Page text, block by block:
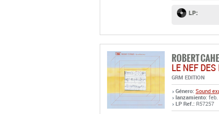
LP:
ROBERT
LE NEF DES
GRM EDITION
Género: Sound
lanzamiento:
LP Ref.: R57257